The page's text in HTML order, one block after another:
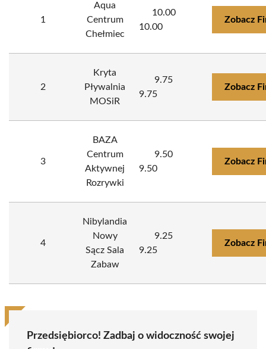
1
Aqua
Centrum
Chełmiec
10.00
10.00
Zobacz
2
Kryta
Pływalnia
MOSiR
9.75
9.75
Zobacz
3
BAZA
Centrum
Aktywnej
Rozrywki
9.50
9.50
Zobacz
4
Nibylandia
Nowy
Sącz Sala
Zabaw
9.25
9.25
Zobacz
Przedsiębiorco! Zadbaj o widoczność swojej